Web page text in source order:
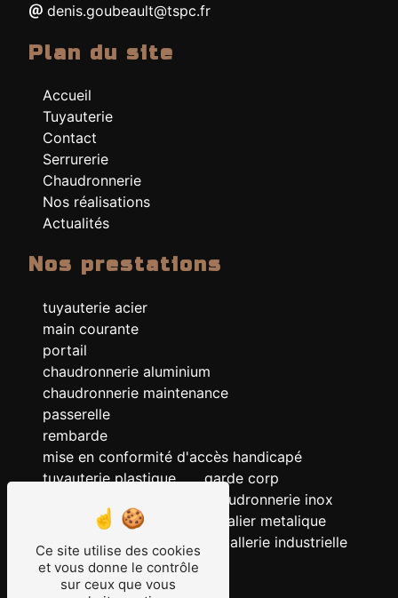
denis.goubeault@tspc.fr
Plan du site
Accueil
Tuyauterie
Contact
Serrurerie
Chaudronnerie
Nos réalisations
Actualités
Nos prestations
tuyauterie acier
main courante
portail
chaudronnerie aluminium
chaudronnerie maintenance
passerelle
rembarde
mise en conformité d'accès handicapé
tuyauterie plastique
chaudronnerie
serrurerie
ERP
tuyauterie
garde corp
chaudronnerie inox
escalier metalique
metallerie industrielle
Ce site utilise des cookies
et vous donne le contrôle
sur ceux que vous